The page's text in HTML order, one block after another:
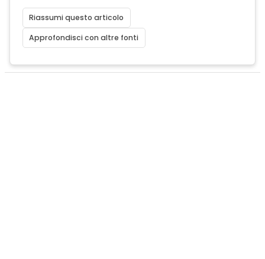
Riassumi questo articolo
Approfondisci con altre fonti